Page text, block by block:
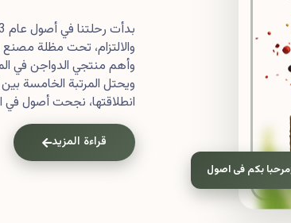
مرحبا بكم فى اصول
والالتزام، تحت مظلة
وأهم منتجي الدواجن في
ويحتل المرتبة الخامسة
انطلاقتها، نجحت أصول في
قراءة المزيد